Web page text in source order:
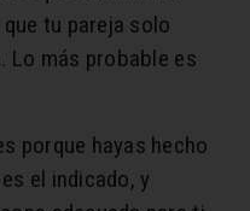
tu pareja solo
Lo más probable es
porque hayas hecho
el indicado, y